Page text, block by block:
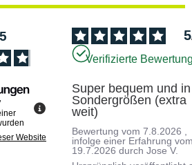
5
Website
5
Verifizierte
Super bequem und in
Sondergrößen (extra
weit)
Bewertung vom7.8.2026
infolge einer Erfahrung
19.7.2026 durchJose V.